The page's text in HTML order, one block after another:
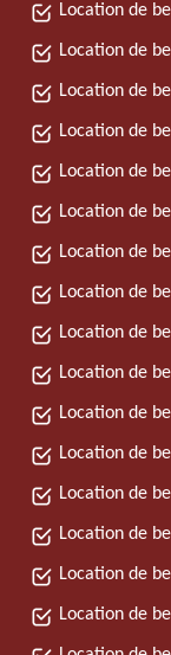
Location de
Location de
Location de
Location de
Location de
Location de
Location de
Location de
Location de
Location de
Location de
Location de
Location de
Location de
Location de
Location de